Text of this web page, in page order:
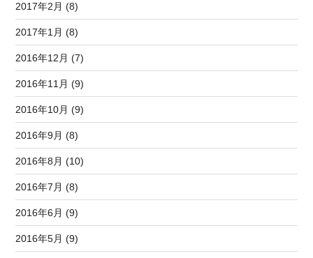
2017年2月 (8)
2017年1月 (8)
2016年12月 (7)
2016年11月 (9)
2016年10月 (9)
2016年9月 (8)
2016年8月 (10)
2016年7月 (8)
2016年6月 (9)
2016年5月 (9)